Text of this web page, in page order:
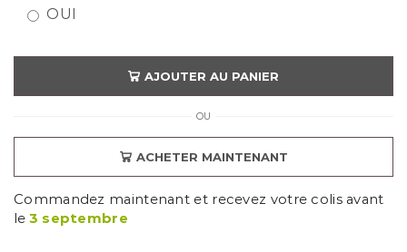
OUI
AJOUTER AU PANIER
OU
ACHETER MAINTENANT
Commandez maintenant et recevez votre colis avant
le 3 septembre